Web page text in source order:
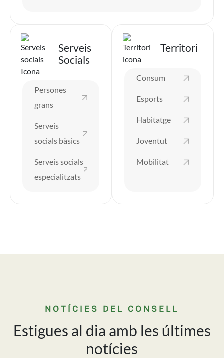
Serveis
Socials
Imatge
Persones
grans
Serveis
socials bàsics
Serveis socials
especialitzats
Territori
Imatge
Consum
Esports
Habitatge
Joventut
Mobilitat
NOTÍCIES DEL CONSELL
Estigues al dia amb les últimes
notícies